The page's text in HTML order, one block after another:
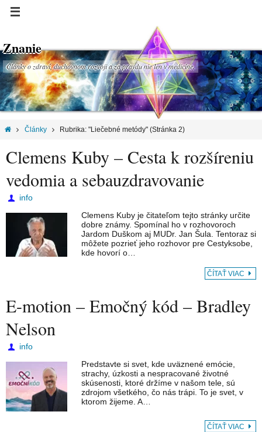
Znanie
Články o zdraví, duchovnom rozvoji a za pravdu nie len v medicíne.
Články Rubrika: "Liečebné metódy" (Stránka 2)
Clemens Kuby – Cesta k rozšíreniu
vedomia a sebauzdravovanie
info
Clemens Kuby je čitateľom tejto stránky určite
dobre známy. Spomínal ho v rozhovoroch
Jardom Duškom aj MUDr. Jan Šula. Tentoraz si
môžete pozrieť jeho rozhovor pre Cestyksobe,
kde hovorí o…
ČÍTAŤ VIAC
E-motion – Emočný kód – Bradley
Nelson
info
Predstavte si svet, kde uväznené emócie,
strachy, úzkosti a nespracované životné
skúsenosti, ktoré držíme v našom tele, sú
zdrojom všetkého, čo nás trápi. To je svet, v
ktorom žijeme. A…
ČÍTAŤ VIAC